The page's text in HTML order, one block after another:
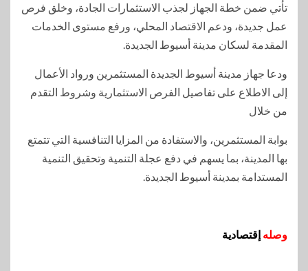
تأتي ضمن خطة الجهاز لجذب الاستثمارات الجادة، وخلق فرص
عمل جديدة، ودعم الاقتصاد المحلي، ورفع مستوى الخدمات
المقدمة لسكان مدينة أسيوط الجديدة.
ودعا جهاز مدينة أسيوط الجديدة المستثمرين ورواد الأعمال
إلى الاطلاع على تفاصيل الفرص الاستثمارية وشروط التقدم
من خلال
بوابة المستثمرين، والاستفادة من المزايا التنافسية التي تتمتع
بها المدينة، بما يسهم في دفع عجلة التنمية وتحقيق التنمية
المستدامة بمدينة أسيوط الجديدة.
وصله إقتصادية